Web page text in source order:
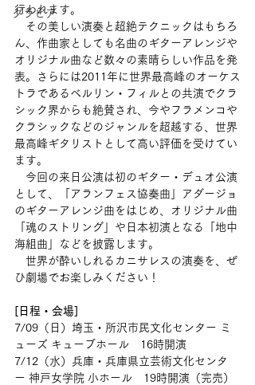
グラビア
行われます。
その美しい演奏と超絶テクニックはもちろ
ん、作曲家としても名曲のギターアレンジや
オリジナル曲など数々の素晴らしい作品を発
表。さらには2011年に世界最高峰のオーケス
トラであるベルリン・フィルとの共演でクラ
シック界からも絶賛され、今やフラメンコや
クラシックなどのジャンルを超越する、世界
最高峰ギタリストとして高い評価を受けてい
ます。
今回の来日公演は初のギター・デュオ公演
として、「アランフェス協奏曲」アダージョ
のギターアレンジ曲をはじめ、オリジナル曲
「魂のストリング」や日本初演となる「地中
海組曲」などを披露します。
世界が酔いしれるカニサレスの演奏を、ぜ
ひ劇場でお楽しみください！
[日程・会場]
7/09（日）埼玉・所沢市民文化センター ミ
ューズ キューブホール　16時開演
7/12（水）兵庫・兵庫県立芸術文化センタ
ー 神戸女学院 小ホール　19時開演（完売）